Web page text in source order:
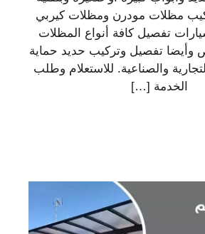
مظلات مودرن ومظلات كيربي
تفصيل كافة أنواع المظلات
وأيضا تفصيل وتركيب حديد حماية
والصناعية. للاستعلام وطلب
الخدمة […]